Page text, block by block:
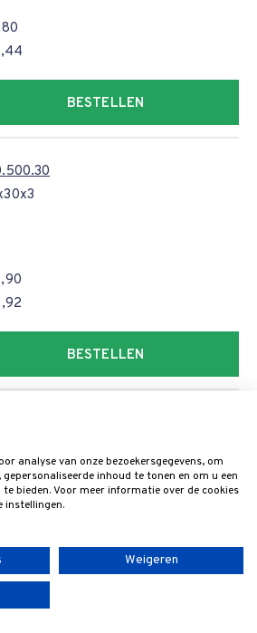
BESTELLEN
BESTELLEN
analyse van onze bezoekersgegevens, om
inhoud te tonen en om u een
bieden. Voor meer informatie over de cookies
instellingen.
Weigeren